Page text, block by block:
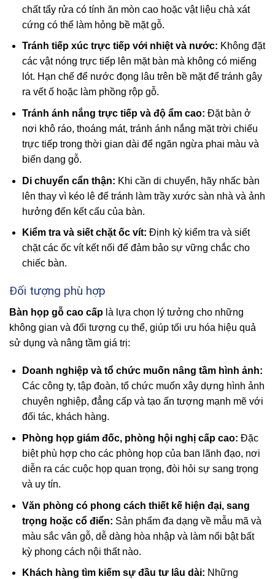
chất tẩy rửa có tính ăn mòn cao hoặc vật liệu chà xát
cứng có thể làm hỏng bề mặt gỗ.
Tránh tiếp xúc trực tiếp với nhiệt và nước: Không đặt
các vật nóng trực tiếp lên mặt bàn mà không có miếng
lót. Hạn chế để nước đọng lâu trên bề mặt để tránh gây
ra vết ố hoặc làm phồng rộp gỗ.
Tránh ánh nắng trực tiếp và độ ẩm cao: Đặt bàn ở
nơi khô ráo, thoáng mát, tránh ánh nắng mặt trời chiếu
trực tiếp trong thời gian dài để ngăn ngừa phai màu và
biến dạng gỗ.
Di chuyển cẩn thận: Khi cần di chuyển, hãy nhấc bàn
lên thay vì kéo lê để tránh làm trầy xước sàn nhà và ảnh
hưởng đến kết cấu của bàn.
Kiểm tra và siết chặt ốc vít: Định kỳ kiểm tra và siết
chặt các ốc vít kết nối để đảm bảo sự vững chắc cho
chiếc bàn.
Đối tượng phù hợp
Bàn họp gỗ cao cấp là lựa chọn lý tưởng cho những
không gian và đối tượng cụ thể, giúp tối ưu hóa hiệu quả
sử dụng và nâng tầm giá trị:
Doanh nghiệp và tổ chức muốn nâng tầm hình ảnh:
Các công ty, tập đoàn, tổ chức muốn xây dựng hình ảnh
chuyên nghiệp, đẳng cấp và tạo ấn tượng mạnh mẽ với
đối tác, khách hàng.
Phòng họp giám đốc, phòng hội nghị cấp cao: Đặc
biệt phù hợp cho các phòng họp của ban lãnh đạo, nơi
diễn ra các cuộc họp quan trọng, đòi hỏi sự sang trọng
và uy tín.
Văn phòng có phong cách thiết kế hiện đại, sang
trọng hoặc cổ điển: Sản phẩm đa dạng về mẫu mã và
màu sắc vân gỗ, dễ dàng hòa nhập và làm nổi bật bất
kỳ phong cách nội thất nào.
Khách hàng tìm kiếm sự đầu tư lâu dài: Những